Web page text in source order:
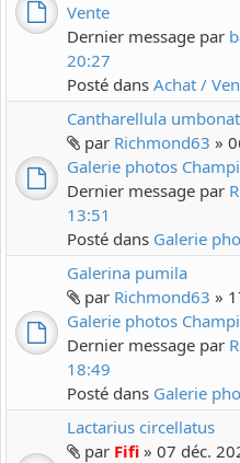
Vente
Dernier message par
20:27
Posté dans Achat /
Cantharellula
par Richmond63 »
Galerie photos
Dernier message par
13:51
Posté dans Galerie
Galerina pumila
par Richmond63 »
Galerie photos
Dernier message par
18:49
Posté dans Galerie
Lactarius circellatus
par Fifi » 07 déc.